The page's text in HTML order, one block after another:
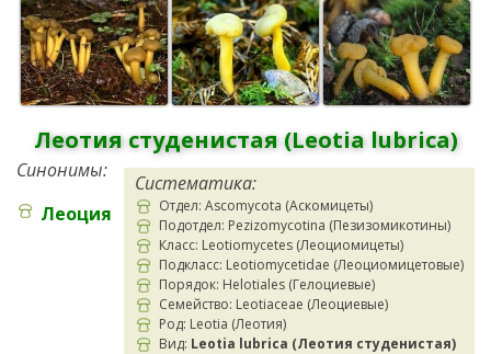
Леотия студенистая (Leotia lubrica)
Систематика:
Отдел: Ascomycota (Аскомицеты)
Подотдел: Pezizomycotina (Пезизомикотины)
Класс: Leotiomycetes (Леоциомицеты)
Подкласс: Leotiomycetidae (Леоциомицетовые)
Порядок: Helotiales (Гелоциевые)
Семейство: Leotiaceae (Леоциевые)
Род: Leotia (Леотия)
Вид: Leotia lubrica (Леотия студенистая)
Синонимы:
Леоция